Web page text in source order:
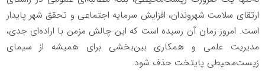
ارتقای سلامت شهروندان، افزایش سرمایه اجتماعی و تحقق شهر پایدار
است. امروز زمان آن رسیده است که این چالش مزمن با اراده‌ای جدی،
مدیریت علمی و همکاری بین‌بخشی برای همیشه از سیمای
زیست‌محیطی پایتخت حذف شود.